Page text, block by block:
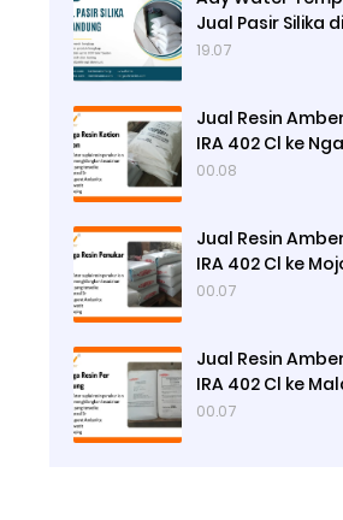
Jual Pasir Silika di
Surabaya, Bisa
19.07
Jual Resin
IRA 402 Cl ke
Ady Water
00.08
Jual Resin
IRA 402 Cl ke
- Ady Water
00.07
Jual Resin
IRA 402 Cl ke
Ady Water
00.07